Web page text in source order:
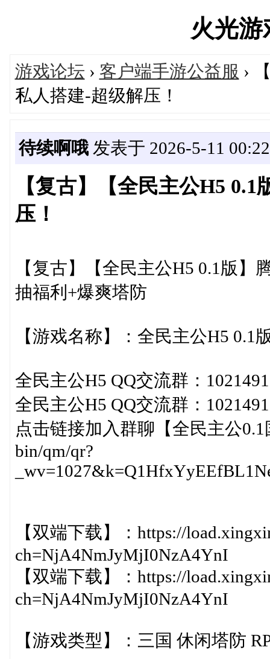
火光
游戏论坛 › 客户端手游公益服 ›
私人搭建-超级解压！
待续啊哦发表于 2026-5-11
【复古】【全民主公H5
压！
【复古】【全民主公H5 0.1版】
抽福利+爆爽塔防
【游戏名称】：全民主公H5 0.1
全民主公H5 QQ交流群：
全民主公H5 QQ交流群：
点击链接加入群聊【全民主公
bin/qm/qr?
【双端下载】：https://
ch=NjA4NmJyMjI0NzA4YnI
【双端下载】：https://
ch=NjA4NmJyMjI0NzA4YnI
【游戏类型】：三国 休闲塔防